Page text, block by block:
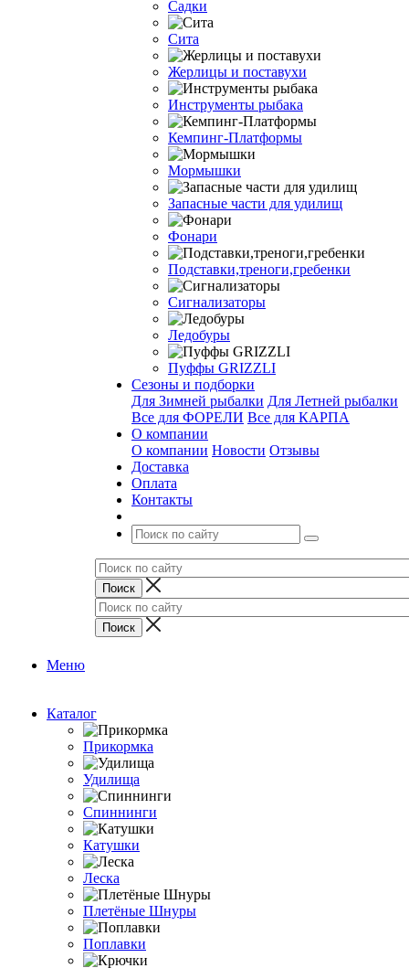
Садки
Сита
Жерлицы и поставухи
Инструменты рыбака
Кемпинг-Платформы
Мормышки
Запасные части для удилищ
Фонари
Подставки,треноги,гребенки
Сигнализаторы
Ледобуры
Пуффы GRIZZLI
Сезоны и подборки
Для Зимней рыбалки Для Летней рыбалки
Все для ФОРЕЛИ Все для КАРПА
О компании
О компании Новости Отзывы
Доставка
Оплата
Контакты
Меню
Каталог
Прикормка
Удилища
Спиннинги
Катушки
Леска
Плетёные Шнуры
Поплавки